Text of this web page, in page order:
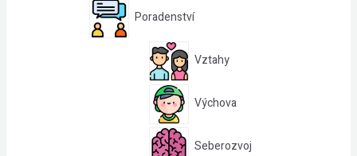
Poradenství
Vztahy
Výchova
Seberozvoj